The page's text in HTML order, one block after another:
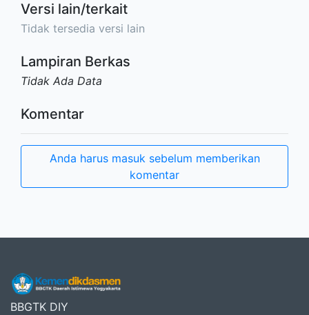
Versi lain/terkait
Tidak tersedia versi lain
Lampiran Berkas
Tidak Ada Data
Komentar
Anda harus masuk sebelum memberikan
komentar
BBGTK DIY